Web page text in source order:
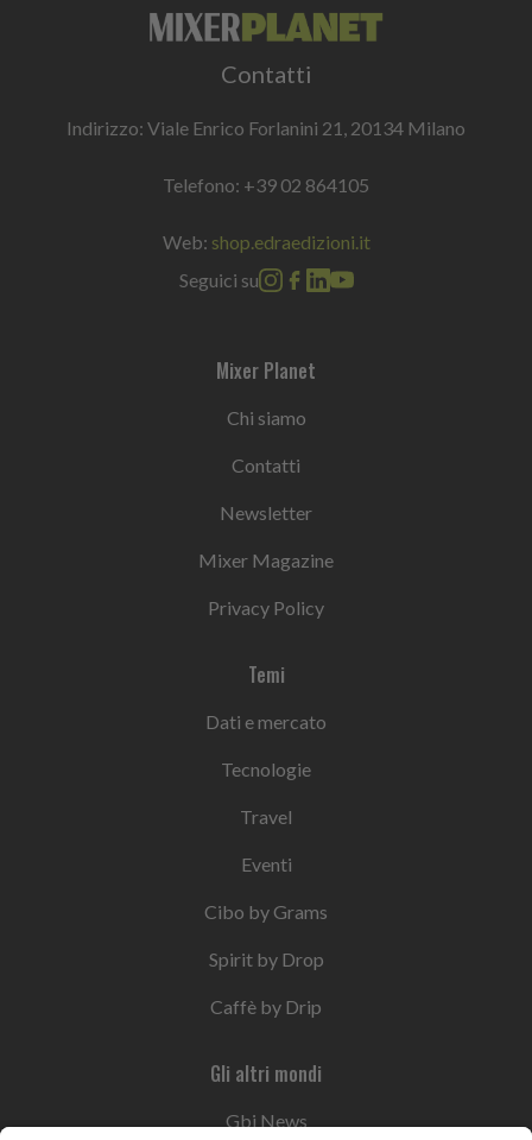
Contatti
Indirizzo: Viale Enrico Forlanini 21, 20134 Milano
Telefono: +39 02 864105
Web: shop.edraedizioni.it
Seguici su
Mixer Planet
Chi siamo
Contatti
Newsletter
Mixer Magazine
Privacy Policy
Temi
Dati e mercato
Tecnologie
Travel
Eventi
Cibo by Grams
Spirit by Drop
Caffè by Drip
Gli altri mondi
Gbi News